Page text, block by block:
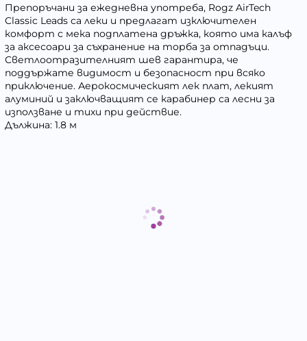
Препоръчани за ежедневна употреба, Rogz AirTech
Classic Leads са леки и предлагат изключителен
комфорт с мека подплатена дръжка, която има калъф
за аксесоари за съхранение на торба за отпадъци.
Светлоотразителният шев гарантира, че
поддържате видимост и безопасност при всяко
приключение. Аерокосмическият лек плат, лекият
алуминий и заключващият се карабинер са лесни за
използване и тихи при действие.
Дължина: 1.8 м